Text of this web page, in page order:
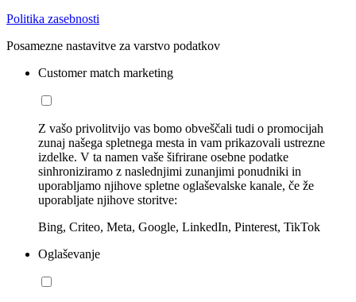
Politika zasebnosti
Posamezne nastavitve za varstvo podatkov
Customer match marketing
Z vašo privolitvijo vas bomo obveščali tudi o promocijah
zunaj našega spletnega mesta in vam prikazovali ustrezne
izdelke. V ta namen vaše šifrirane osebne podatke
sinhroniziramo z naslednjimi zunanjimi ponudniki in
uporabljamo njihove spletne oglaševalske kanale, če že
uporabljate njihove storitve:
Bing, Criteo, Meta, Google, LinkedIn, Pinterest, TikTok
Oglaševanje